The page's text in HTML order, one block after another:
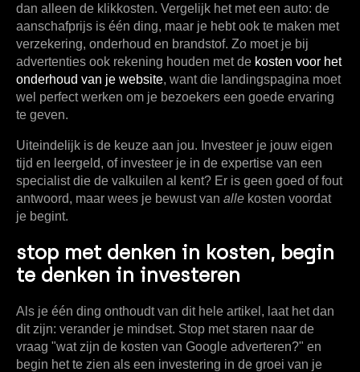
dan alleen de klikkosten. Vergelijk het met een auto: de
aanschafprijs is één ding, maar je hebt ook te maken met
verzekering, onderhoud en brandstof. Zo moet je bij
advertenties ook rekening houden met de kosten voor het
onderhoud van je website, want die landingspagina moet
wel perfect werken om je bezoekers een goede ervaring
te geven.
Uiteindelijk is de keuze aan jou. Investeer je jouw eigen
tijd en leergeld, of investeer je in de expertise van een
specialist die de valkuilen al kent? Er is geen goed of fout
antwoord, maar wees je bewust van alle kosten voordat
je begint.
stop met denken in kosten, begin
te denken in investeren
Als je één ding onthoudt van dit hele artikel, laat het dan
dit zijn: verander je mindset. Stop met staren naar de
vraag "wat zijn de kosten van Google adverteren?" en
begin het te zien als een investering in de groei van je